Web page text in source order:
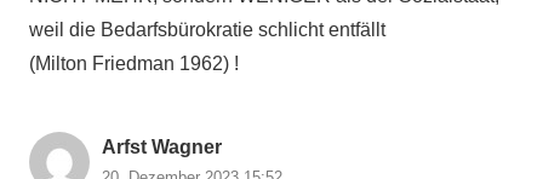
weil die Bedarfsbürokratie schlicht entfällt
(Milton Friedman 1962) !
Arfst Wagner